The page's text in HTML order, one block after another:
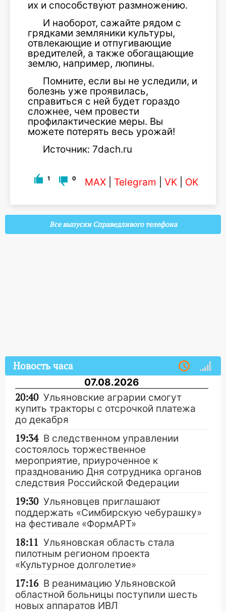
их и способствуют размножению.
И наоборот, сажайте рядом с
грядками земляники культуры,
отвлекающие и отпугивающие
вредителей, а также обогащающие
землю, например, люпины.
Помните, если вы не уследили, и
болезнь уже проявилась,
справиться с ней будет гораздо
сложнее, чем провести
профилактические меры. Вы
можете потерять весь урожай!
Источник: 7dach.ru
1 0 MAX Telegram VK OK
Все выпуски Справедливого телефона
Новость часа
07.08.2026
20:40 Ульяновские аграрии смогут
купить тракторы с отсрочкой платежа
до декабря
19:34 В следственном управлении
состоялось торжественное
мероприятие, приуроченное к
празднованию Дня сотрудника органов
следствия Российской Федерации
19:30 Ульяновцев приглашают
поддержать «Симбирскую чебурашку»
на фестивале «ФормАРТ»
18:11 Ульяновская область стала
пилотным регионом проекта
«Культурное долголетие»
17:16 В реанимацию Ульяновской
областной больницы поступили шесть
новых аппаратов ИВЛ